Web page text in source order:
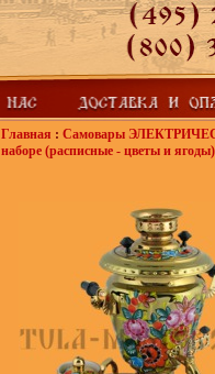
Главная : Самовары
наборе (расписные - цветы и ягоды)